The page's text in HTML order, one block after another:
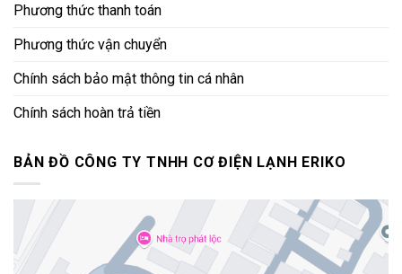
Phương thức thanh toán
Phương thức vận chuyển
Chính sách bảo mật thông tin cá nhân
Chính sách hoàn trả tiền
BẢN ĐỒ CÔNG TY TNHH CƠ ĐIỆN LẠNH ERIKO